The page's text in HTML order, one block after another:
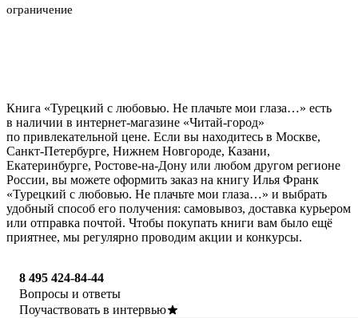
ограничение
Книга «Турецкий с любовью. Не плачьте мои глаза…» есть
в наличии в интернет-магазине «Читай-город»
по привлекательной цене. Если вы находитесь в Москве,
Санкт-Петербурге, Нижнем Новгороде, Казани,
Екатеринбурге, Ростове-на-Дону или любом другом регионе
России, вы можете оформить заказ на книгу Илья Франк
«Турецкий с любовью. Не плачьте мои глаза…» и выбрать
удобный способ его получения: самовывоз, доставка курьером
или отправка почтой. Чтобы покупать книги вам было ещё
приятнее, мы регулярно проводим акции и конкурсы.
8 495 424-84-44
Вопросы и ответы
Поучаствовать в интервью